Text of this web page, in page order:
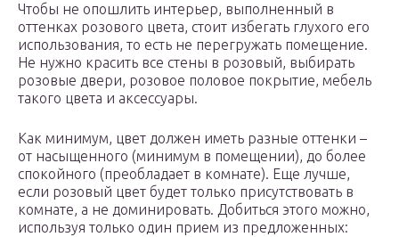
Чтобы не опошлить интерьер, выполненный в
оттенках розового цвета, стоит избегать глухого его
использования, то есть не перегружать помещение.
Не нужно красить все стены в розовый, выбирать
розовые двери, розовое половое покрытие, мебель
такого цвета и аксессуары.
Как минимум, цвет должен иметь разные оттенки –
от насыщенного (минимум в помещении), до более
спокойного (преобладает в комнате). Еще лучше,
если розовый цвет будет только присутствовать в
комнате, а не доминировать. Добиться этого можно,
используя только один прием из предложенных: